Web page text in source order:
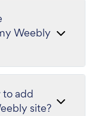
Weebly
to add
site?